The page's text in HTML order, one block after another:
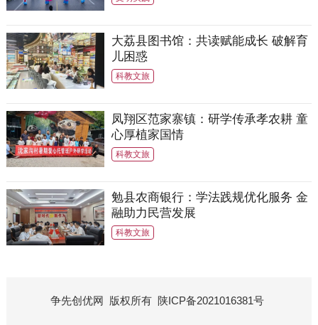
大荔县图书馆：共读赋能成长 破解育
儿困惑
科教文旅
凤翔区范家寨镇：研学传承孝农耕 童
心厚植家国情
科教文旅
勉县农商银行：学法践规优化服务 金
融助力民营发展
科教文旅
争先创优网 版权所有 陕ICP备2021016381号